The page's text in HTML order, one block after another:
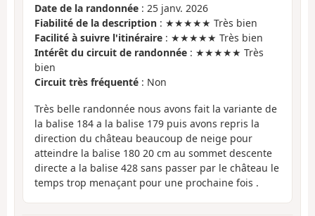
Date de la randonnée : 25 janv. 2026
Fiabilité de la description : ★★★★★ Très bien
Facilité à suivre l'itinéraire : ★★★★★ Très bien
Intérêt du circuit de randonnée : ★★★★★ Très
bien
Circuit très fréquenté : Non
Très belle randonnée nous avons fait la variante de
la balise 184 a la balise 179 puis avons repris la
direction du château beaucoup de neige pour
atteindre la balise 180 20 cm au sommet descente
directe a la balise 428 sans passer par le château le
temps trop menaçant pour une prochaine fois .